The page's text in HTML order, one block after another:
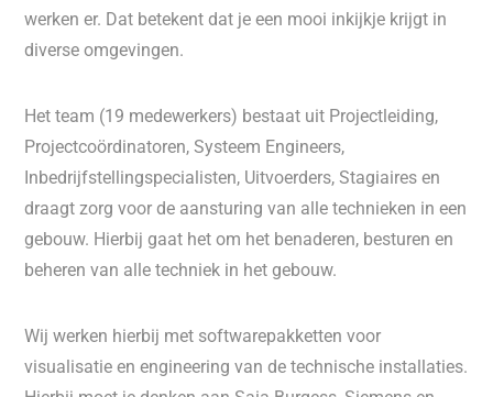
werken er. Dat betekent dat je een mooi inkijkje krijgt in
diverse omgevingen.
Het team (19 medewerkers) bestaat uit Projectleiding,
Projectcoördinatoren, Systeem Engineers,
Inbedrijfstellingspecialisten, Uitvoerders, Stagiaires en
draagt zorg voor de aansturing van alle technieken in een
gebouw. Hierbij gaat het om het benaderen, besturen en
beheren van alle techniek in het gebouw.
Wij werken hierbij met softwarepakketten voor
visualisatie en engineering van de technische installaties.